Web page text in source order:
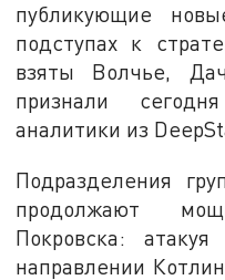
публикующие
подступах к
взяты Волчье,
признали
аналитики из
Подразделения
продолжают
Покровска:
направлении